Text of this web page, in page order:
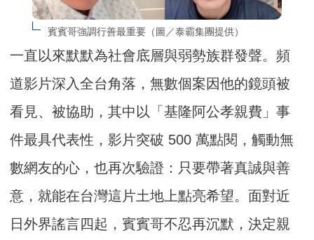
賓賓哥強調行善最重要（圖／泰霸集團提供）
一直以來默默為社會底層與弱勢族群發聲。頻
道影片深入全台角落，無數個案因他的鏡頭被
看見、被協助，其中以「基隆阿公孝親費」事
件最具代表性，影片突破 500 萬點閱，觸動無
數網友的心，也再次驗證：只要帶著真誠與善
意，就能在台灣這片土地上點亮希望。面對近
日外界謠言四起，賓賓哥不忍再沉默，決定親